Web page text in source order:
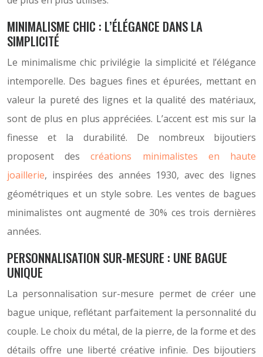
MINIMALISME CHIC : L’ÉLÉGANCE DANS LA
SIMPLICITÉ
Le minimalisme chic privilégie la simplicité et l’élégance
intemporelle. Des bagues fines et épurées, mettant en
valeur la pureté des lignes et la qualité des matériaux,
sont de plus en plus appréciées. L’accent est mis sur la
finesse et la durabilité. De nombreux bijoutiers
proposent descréations minimalistes en haute
joaillerie, inspirées des années 1930, avec des lignes
géométriques et un style sobre. Les ventes de bagues
minimalistes ont augmenté de 30% ces trois dernières
années.
PERSONNALISATION SUR-MESURE : UNE BAGUE
UNIQUE
La personnalisation sur-mesure permet de créer une
bague unique, reflétant parfaitement la personnalité du
couple. Le choix du métal, de la pierre, de la forme et des
détails offre une liberté créative infinie. Des bijoutiers